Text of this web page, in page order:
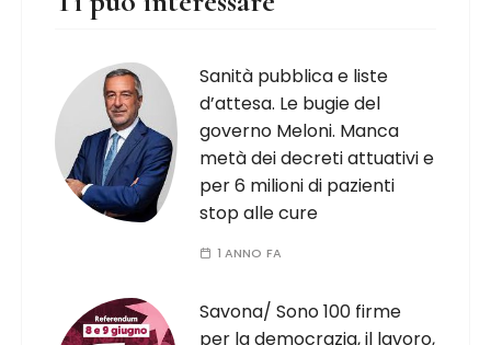
Sanità pubblica e liste
d’attesa. Le bugie del
governo Meloni. Manca
metà dei decreti attuativi e
per 6 milioni di pazienti
stop alle cure
1 ANNO FA
Savona/ Sono 100 firme
per la democrazia, il lavoro,